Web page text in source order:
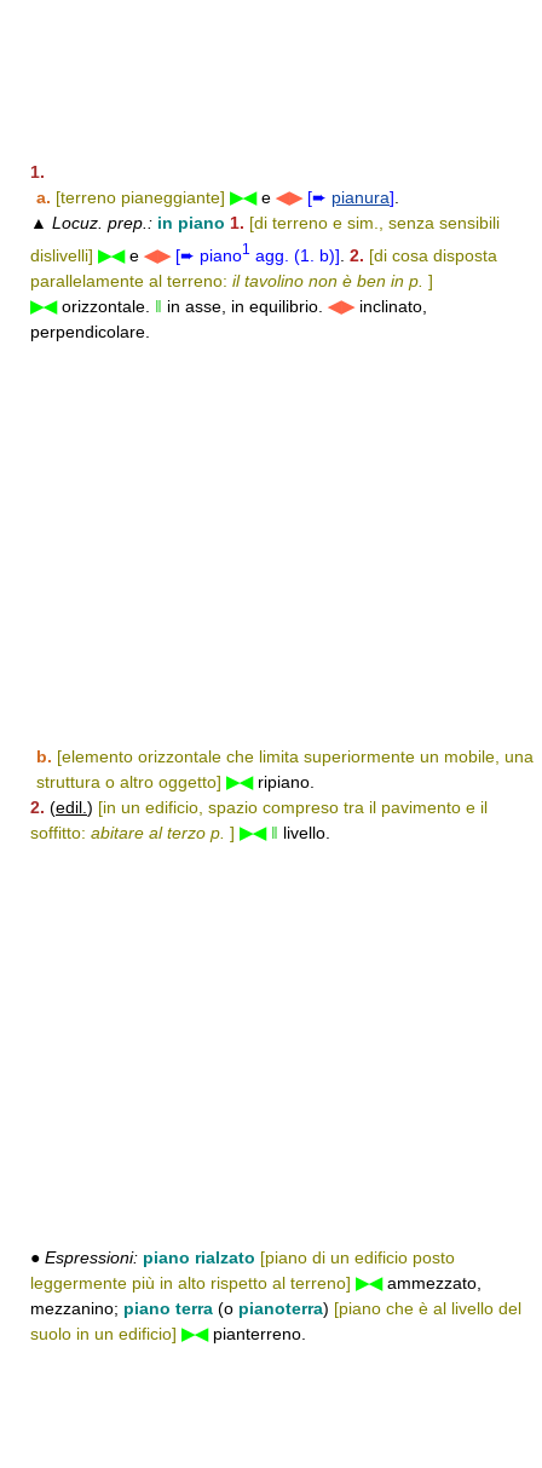
1.
a. [terreno pianeggiante] ▶◀e ◀▶ [➨ pianura].
▲ Locuz. prep.: in piano 1. [di terreno e sim., senza sensibili
dislivelli] ▶◀e ◀▶ [➨ piano1 agg. (1. b)] 2. [di cosa disposta
parallelamente al terreno: il tavolino non è ben in p. ]
▶◀orizzontale. ‖ in asse, in equilibrio. ◀▶inclinato,
perpendicolare.
b. [elemento orizzontale che limita superiormente un mobile, una
struttura o altro oggetto] ▶◀ripiano.
2. (edil. ) [in un edificio, spazio compreso tra il pavimento e il
soffitto: abitare al terzo p. ] ▶◀ ‖ livello.
● Espressioni: piano rialzato [piano di un edificio posto
leggermente più in alto rispetto al terreno] ▶◀ammezzato,
mezzanino; piano terra (o pianoterra) [piano che è al livello del
suolo in un edificio] ▶◀pianterreno.